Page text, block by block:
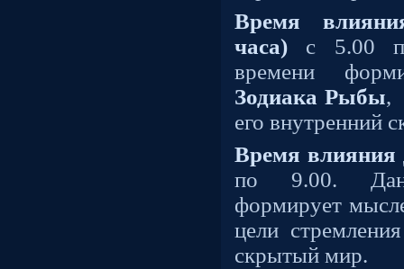
Время
часа) с 5.00
времени
Зодиака Рыбы,
его внутренний
Время влияния
по 9.00.
формирует
цели
скрытый мир.